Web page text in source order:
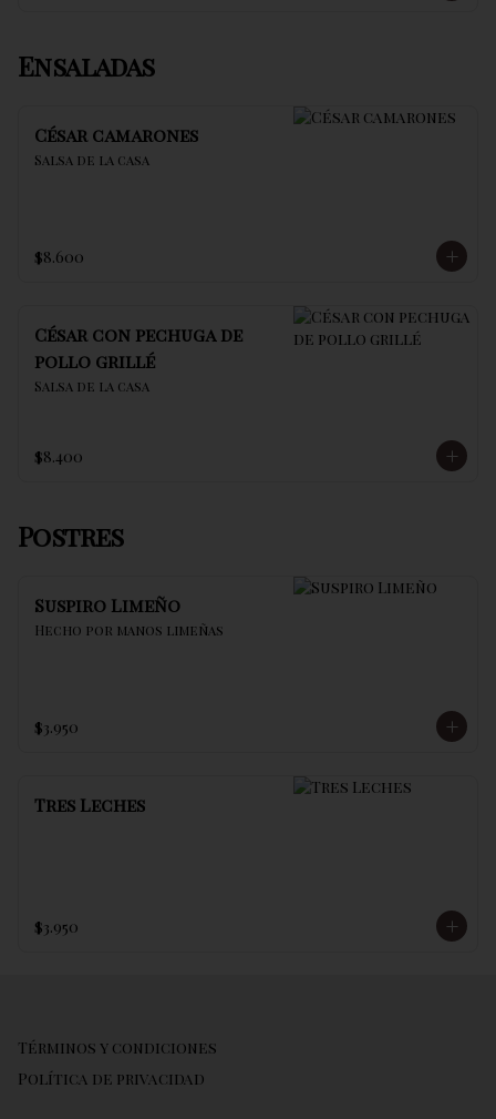
Ensaladas
César camarones
Salsa de la casa
$8.600
César con pechuga de
pollo grillé
Salsa de la casa
$8.400
Postres
Suspiro Limeño
Hecho por manos limeñas
$3.950
Tres Leches
$3.950
Términos y condiciones
Política de privacidad